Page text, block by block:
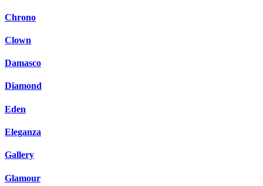
Chrono
Clown
Damasco
Diamond
Eden
Eleganza
Gallery
Glamour